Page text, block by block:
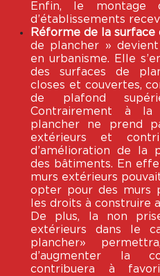
Enfin, le montage
d’établissements
Réforme de la surface
de plancher »
en urbanisme. Elle
des surfaces de
closes et couvertes,
de plafond
Contrairement à
plancher ne prend
extérieurs et
d’amélioration de la
des bâtiments. En
murs extérieurs
opter pour des murs
les droits à construire
De plus, la non
extérieurs dans le
plancher»
d’augmenter la
contribuera à